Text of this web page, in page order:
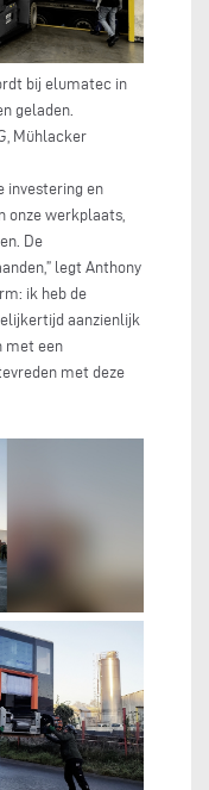
bij elumatec in
geladen.
Mühlacker
investering en
onze werkplaats,
De
legt Anthony
ik heb de
aanzienlijk
met een
met deze